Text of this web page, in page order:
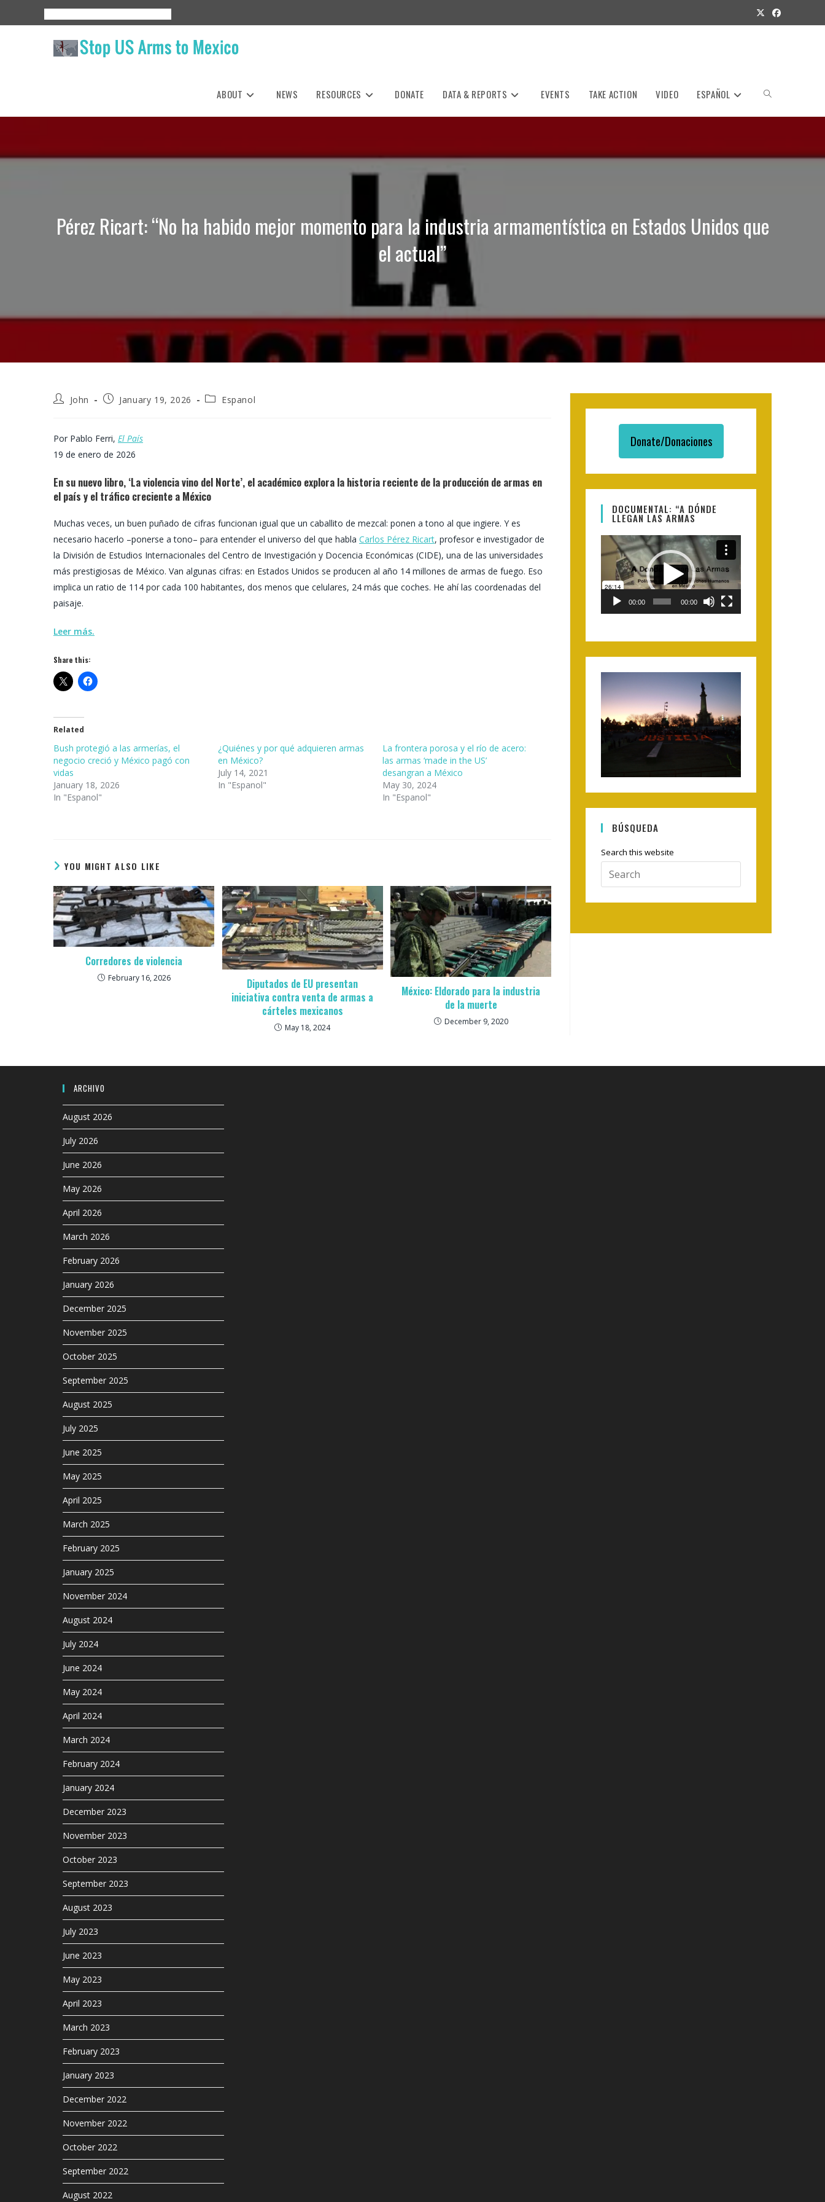
to
ABOUT NEWS RESOURCES DONATE DATA & REPORTS EVENTS TAKE ACTION VIDEO ESPAÑOL Toggle
Pérez Ricart: “No ha habido mejor momento para la industria armamentística en Estados Unidos que
el actual”
PostJohn
PostJanuary 19, 2026
PostEspanol
Por Pablo Ferri, El País
19 de enero de 2026
En su nuevo libro, ‘La violencia vino del Norte’, el académico explora la historia reciente de la producción de armas en
el país y el tráfico creciente a México
Muchas veces, un buen puñado de cifras funcionan igual que un caballito de mezcal: ponen a tono al que ingiere. Y es
necesario hacerlo –ponerse a tono– para entender el universo del que habla Carlos Pérez Ricart, profesor e investigador de
la División de Estudios Internacionales del Centro de Investigación y Docencia Económicas (CIDE), una de las universidades
más prestigiosas de México. Van algunas cifras: en Estados Unidos se producen al año 14 millones de armas de fuego. Eso
implica un ratio de 114 por cada 100 habitantes, dos menos que celulares, 24 más que coches. He ahí las coordenadas del
paisaje.
Leer más.
Share this:
Related
Bush protegió a las armerías, el
negocio creció y México pagó con
vidas
January 18, 2026
In "Espanol"
¿Quiénes y por qué adquieren armas
en México?
July 14, 2021
In "Espanol"
La frontera porosa y el río de acero:
las armas ‘made in the US’
desangran a México
May 30, 2024
In "Espanol"
YOU MIGHT ALSO LIKE
Corredores de violencia
February 16, 2026
Diputados de EU presentan
iniciativa contra venta de armas a
cárteles mexicanos
May 18, 2024
México: Eldorado para la industria
de la muerte
December 9, 2020
Donate/Donaciones
DOCUMENTAL: “A DÓNDE
LLEGAN LAS ARMAS
Video
Player
00:00 00:00
BÚSQUEDA
Search this website
Escape
to
the
ARCHIVO
August 2026
July 2026
June 2026
May 2026
April 2026
March 2026
February 2026
January 2026
December 2025
November 2025
October 2025
September 2025
August 2025
July 2025
June 2025
May 2025
April 2025
March 2025
February 2025
January 2025
November 2024
August 2024
July 2024
June 2024
May 2024
April 2024
March 2024
February 2024
January 2024
December 2023
November 2023
October 2023
September 2023
August 2023
July 2023
June 2023
May 2023
April 2023
March 2023
February 2023
January 2023
December 2022
November 2022
October 2022
September 2022
August 2022